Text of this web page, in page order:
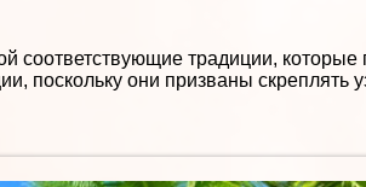
соответствующие традиции,
поскольку они призваны скреплять